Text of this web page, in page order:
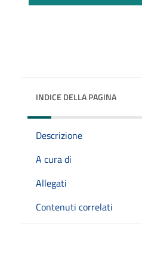
INDICE DELLA PAGINA
Descrizione
A cura di
Allegati
Contenuti correlati